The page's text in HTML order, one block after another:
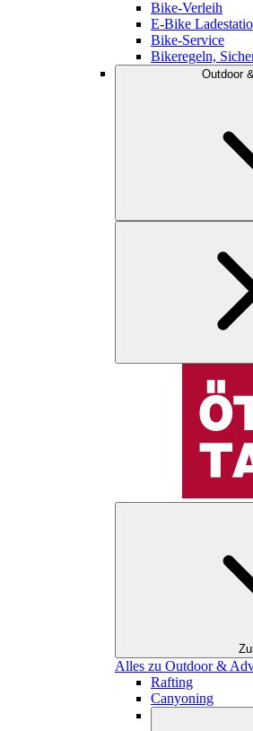
Bike-Verleih
E-Bike
Bike-Service
Bikeregeln,
Outdoor
Alles zu Outdoor &
Rafting
Canyoning